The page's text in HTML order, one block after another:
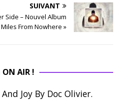
SUIVANT
Side – Nouvel Album
Miles From Nowhere »
ON AIR !
Joy By Doc Olivier.